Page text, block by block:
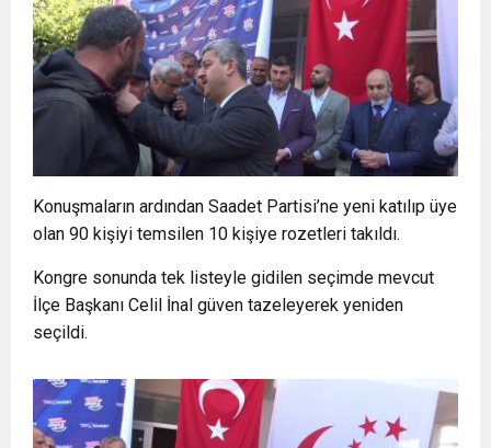
Konuşmaların ardından Saadet Partisi’ne yeni katılıp üye
olan 90 kişiyi temsilen 10 kişiye rozetleri takıldı.
Kongre sonunda tek listeyle gidilen seçimde mevcut
İlçe Başkanı Celil İnal güven tazeleyerek yeniden
seçildi.